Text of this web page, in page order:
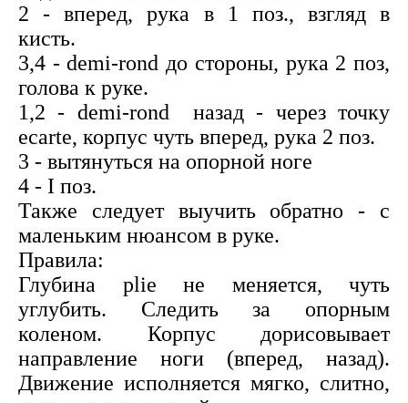
2 - вперед, рука в 1 поз., взгляд в
кисть.
3,4 - demi-rond до стороны, рука 2 поз,
голова к руке.
1,2 - demi-rond назад - через точку
ecarte, корпус чуть вперед, рука 2 поз.
3 - вытянуться на опорной ноге
4 - I поз.
Также следует выучить обратно - с
маленьким нюансом в руке.
Правила:
Глубина plie не меняется, чуть
углубить. Следить за опорным
коленом. Корпус дорисовывает
направление ноги (вперед, назад).
Движение исполняется мягко, слитно,